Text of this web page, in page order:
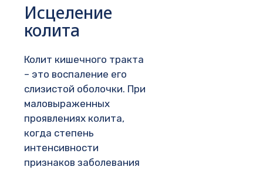
Исцеление
колита
Колит кишечного тракта
– это воспаление его
слизистой оболочки. При
маловыраженных
проявлениях колита,
когда степень
интенсивности
признаков заболевания